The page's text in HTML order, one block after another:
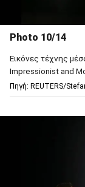
Photo 10/14
Εικόνες τέχνης
Impressionist and
Πηγή: REUTERS/